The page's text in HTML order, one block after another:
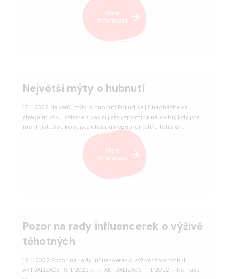
Více
informací
Největší mýty o hubnutí
17. 1. 2022 Největší mýty o hubnutí Pokud se již nacházíte ve
středním věku, většina z vás si jistě vzpomíná na dobu, kdy jste
mohli jíst tolik, kolik jste chtěli, a nepřibrali jste u toho an…
Více
informací
Pozor na rady influencerek o výživě
těhotných
10. 1. 2022 Pozor na rady influencerek o výživě těhotných ↓
AKTUALIZACE: 15. 1. 2022 ↓ ↓ AKTUALIZACE: 11. 1. 2022 ↓ Na našem